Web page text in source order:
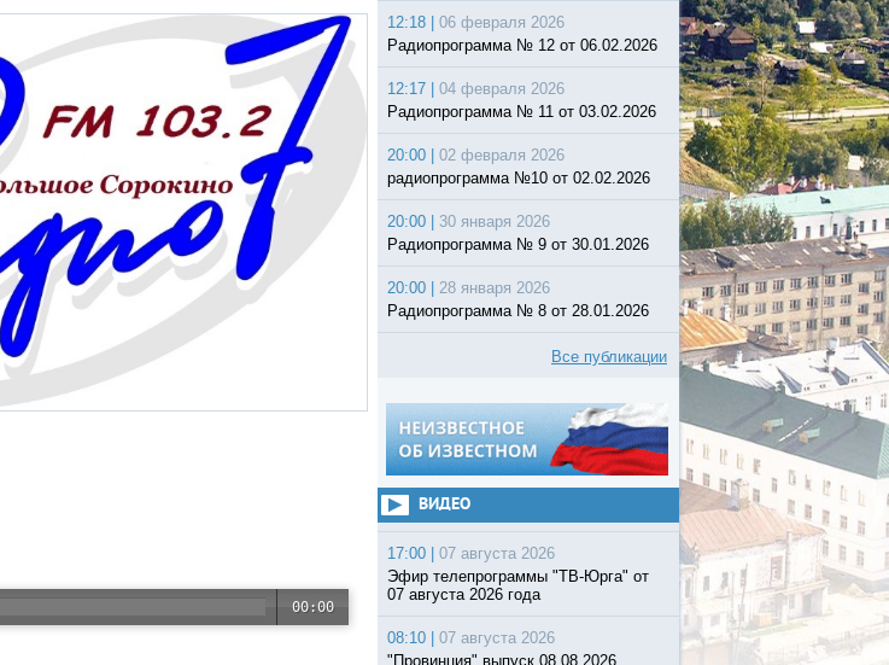
00:00
12:18 |
06 февраля 2026
Радиопрограмма № 12 от 06.02.2026
12:17 |
04 февраля 2026
Радиопрограмма № 11 от 03.02.2026
20:00 |
02 февраля 2026
радиопрограмма №10 от 02.02.2026
20:00 |
30 января 2026
Радиопрограмма № 9 от 30.01.2026
20:00 |
28 января 2026
Радиопрограмма № 8 от 28.01.2026
Все публикации
ВИДЕО
17:00 |
07 августа 2026
Эфир телепрограммы "ТВ-Юрга" от
07 августа 2026 года
08:10 |
07 августа 2026
"Провинция" выпуск 08 08 2026